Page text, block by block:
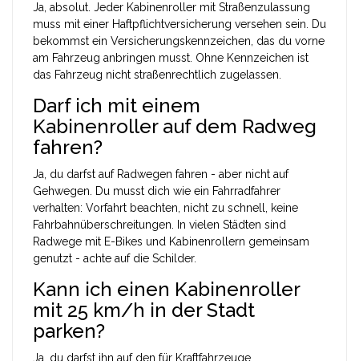
Ja, absolut. Jeder Kabinenroller mit Straßenzulassung
muss mit einer Haftpflichtversicherung versehen sein. Du
bekommst ein Versicherungskennzeichen, das du vorne
am Fahrzeug anbringen musst. Ohne Kennzeichen ist
das Fahrzeug nicht straßenrechtlich zugelassen.
Darf ich mit einem
Kabinenroller auf dem Radweg
fahren?
Ja, du darfst auf Radwegen fahren - aber nicht auf
Gehwegen. Du musst dich wie ein Fahrradfahrer
verhalten: Vorfahrt beachten, nicht zu schnell, keine
Fahrbahnüberschreitungen. In vielen Städten sind
Radwege mit E-Bikes und Kabinenrollern gemeinsam
genutzt - achte auf die Schilder.
Kann ich einen Kabinenroller
mit 25 km/h in der Stadt
parken?
Ja, du darfst ihn auf den für Kraftfahrzeuge